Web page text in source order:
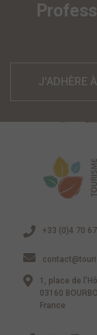
J'ADHÈRE
+33 (0)4 70
1, place de
03160
France